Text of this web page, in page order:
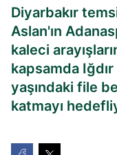
Diyarbakır
Aslan'ın
kaleci
kapsamda
yaşındaki file
katmayı